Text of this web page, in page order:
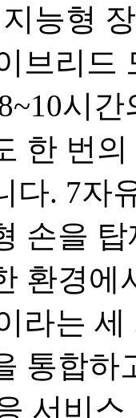
능형
브리드
시
한 번
다. 7자
손을
환경에
라는
통합하
서비